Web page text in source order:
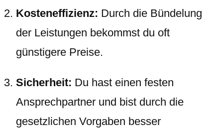
Kosteneffizienz: Durch die Bündelung
der Leistungen bekommst du oft
günstigere Preise.
Sicherheit: Du hast einen festen
Ansprechpartner und bist durch die
gesetzlichen Vorgaben besser